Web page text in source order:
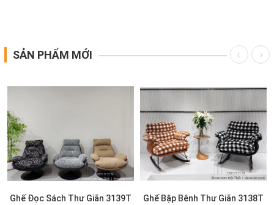
SẢN PHẨM MỚI
Ghế Đọc Sách Thư Giãn 3139T
Ghế Bập Bênh Thư Giãn 3138T